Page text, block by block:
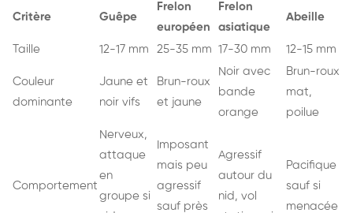
Critère Guêpe
Frelon
européen
Frelon
asiatique
Abeille
Taille 12-17 mm 25-35 mm 17-30 mm 12-15 mm
Couleur
dominante
Jaune et
noir vifs
Brun-roux
et jaune
Noir avec
bande
orange
Brun-roux
mat,
poilue
Comportement
Nerveux,
attaque
en
groupe si
Imposant
mais peu
agressif
sauf près
Agressif
autour du
nid, vol
Pacifique
sauf si
menacée